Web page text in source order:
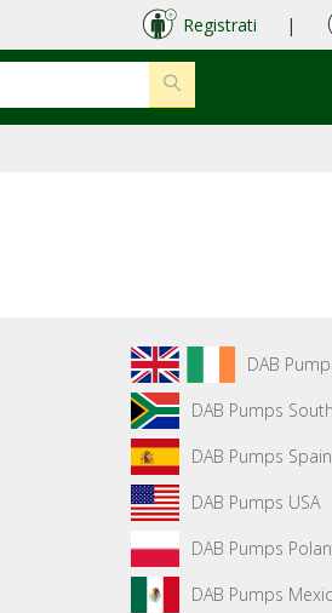
Registrati |
DAB
DAB Pumps
DAB Pumps Spain
DAB Pumps USA
DAB Pumps
DAB Pumps